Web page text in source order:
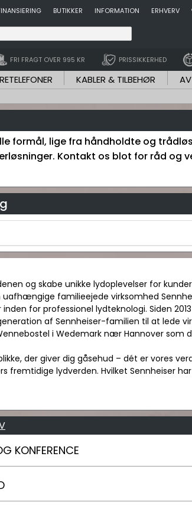
BUTIKKER INFORMATION ERHVERV
FRI FRAGT OVER 995 KR PRISSIKKERHED
KABLER & TILBEHØR
formål, lige fra håndholdte og
Kontakt os blot for råd og
og skabe unikke lydoplevelser for
familieejede virksomhed
for professionel lydteknologi. Siden
af Sennheiser-familien til at lede
i Wedemark nær Hannover som
der giver dig gåsehud – dét er vores
fremtidige lydverden. Hvilket Sennheiser
KONFERENCE